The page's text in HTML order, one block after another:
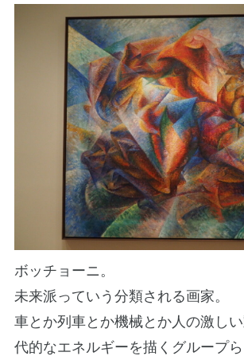
ボッチョーニ。
未来派っていう分類される画家。
車とか列車とか機械とか人の激し
代的なエネルギーを描くグループら